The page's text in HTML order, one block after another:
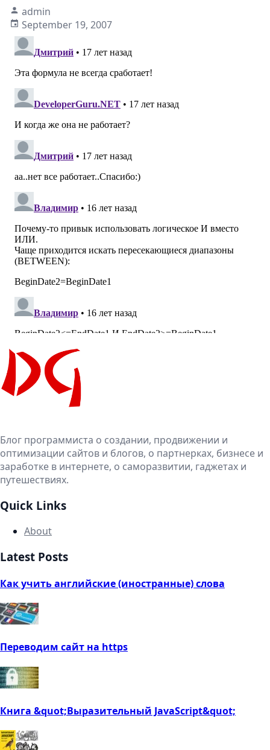
admin
September 19, 2007
Блог программиста о создании, продвижении и
оптимизации сайтов и блогов, о партнерках, бизнесе и
заработке в интернете, о саморазвитии, гаджетах и
путешествиях.
Quick Links
About
Latest Posts
Как учить английские (иностранные) слова
Переводим сайт на https
Книга &quot;Выразительный JavaScript&quot;